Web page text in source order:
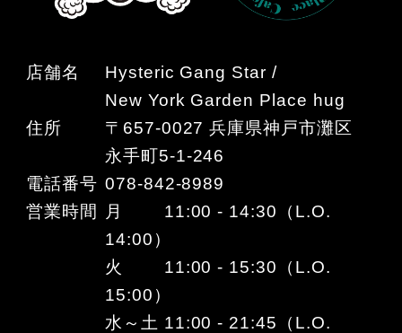
店舗名
Hysteric Gang Star /
New York Garden Place hug
住所
〒657-0027 兵庫県神戸市灘区
永手町5-1-246
電話番号 078-842-8989
営業時間
月 11:00 - 14:30（L.O.
14:00）
火 11:00 - 15:30（L.O.
15:00）
水～土 11:00 - 21:45（L.O.